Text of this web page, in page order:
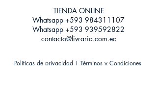
TIENDA ONLINE​
Whatsapp +593 984311107
Whatsapp +593 939592822
contacto@livraria.com.ec
Políticas de privacidad | Términos y Condiciones